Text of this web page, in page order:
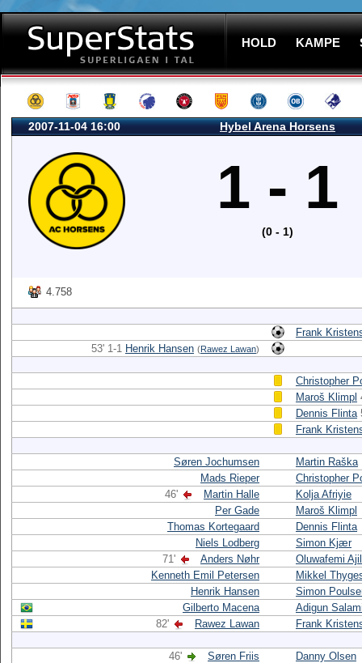
HOLD KAMPE
2007-11-04 16:00 Hybel Arena Horsens
1 - 1
(0 - 1)
4.758
Frank
53' 1-1 Henrik Hansen (Rawez Lawan)
Christopher
Maroš Klimpl
Dennis Flinta
Frank
Søren Jochumsen
Martin Raška
Mads Rieper
Christopher
46'
Martin Halle
Kolja Afriyie
Per Gade
Maroš Klimpl
Thomas Kortegaard
Dennis Flinta
Niels Lodberg
Simon Kjær
71'
Anders Nøhr
Oluwafemi
Kenneth Emil Petersen
Mikkel
Henrik Hansen
Simon
Gilberto Macena
Adigun
82'
Rawez Lawan Frank
46' Søren Friis
Danny Olsen